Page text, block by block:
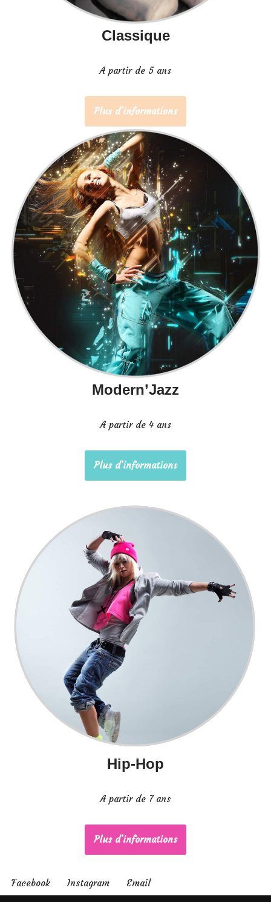
Classique
A partir de 5 ans
Plus d’informations
Modern’Jazz
A partir de 4 ans
Plus d’informations
Hip-Hop
A partir de 7 ans
Plus d’informations
Facebook Instagram Email